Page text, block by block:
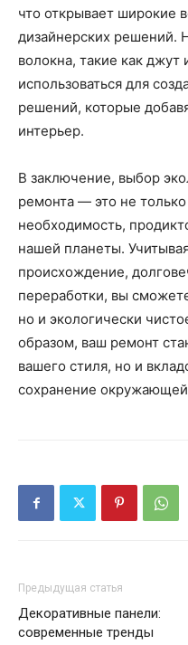
что открывает широкие
дизайнерских решений.
волокна, такие как джут
использоваться для
решений, которые
интерьер.
В заключение, выбор
ремонта — это не
необходимость,
нашей планеты.
происхождение,
переработки, вы
но и экологически
образом, ваш ремонт
вашего стиля, но и
сохранение
Предыдущая статья
Декоративные панели:
современные тренды